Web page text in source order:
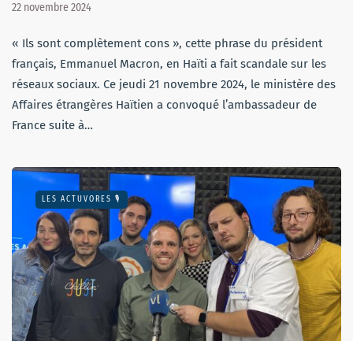
22 novembre 2024
« Ils sont complètement cons », cette phrase du président
français, Emmanuel Macron, en Haïti a fait scandale sur les
réseaux sociaux. Ce jeudi 21 novembre 2024, le ministère des
Affaires étrangères Haïtien a convoqué l’ambassadeur de
France suite à…
LES ACTUVORES 🎙